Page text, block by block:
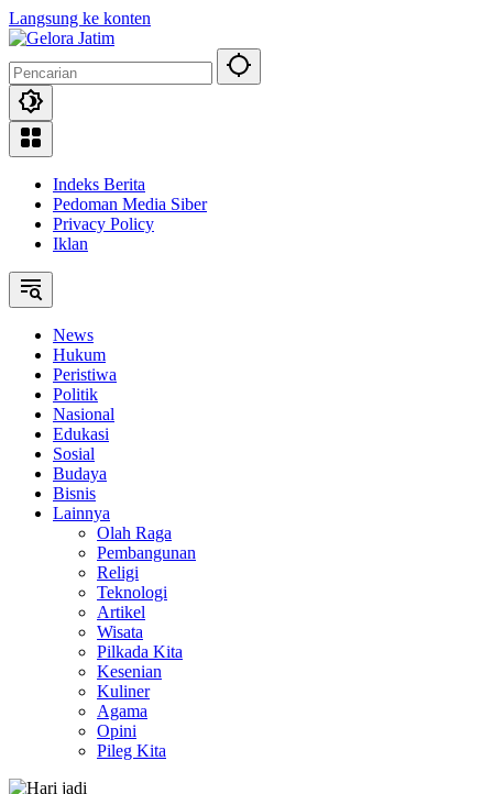
Langsung ke konten
Indeks Berita
Pedoman Media Siber
Privacy Policy
Iklan
News
Hukum
Peristiwa
Politik
Nasional
Edukasi
Sosial
Budaya
Bisnis
Lainnya
Olah Raga
Pembangunan
Religi
Teknologi
Artikel
Wisata
Pilkada Kita
Kesenian
Kuliner
Agama
Opini
Pileg Kita